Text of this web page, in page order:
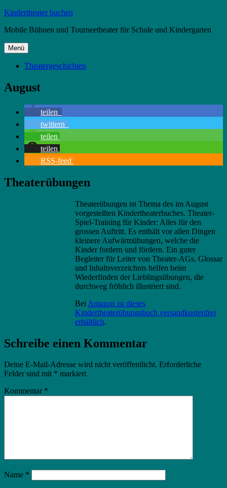
Zum
springen
Kindertheater buchen
Mobile Bühnen und Tourneetheater für Schule und Kindergarten
Menü
Theatergeschichten
August
teilen
twittern
teilen
teilen
RSS-feed
Theaterübungen
Theaterübungen ist Thema des im August
vorgestellten Kindertheaterbuches. Theater-
Spiel-Training für Kinder: Alles für den
grossen Auftritt. Es enthält vor allen Dingen
kleinere Aufwärmübungen, welche die
Kinder fordern und fördern. Ein guter
Begleiter für Leiter von Theater-AGs. Glossar
und Inhaltsverzeichnis helfen beim
Wiederfinden der Lieblingsübungen, die
durchweg fröhlich illustriert sind.
Bei Amazon ist dieses
Kindertheaterübungsbuch versandkostenfrei
erhältlich.
Schreibe einen Kommentar
Deine E-Mail-Adresse wird nicht veröffentlicht. Erforderliche
Felder sind mit * markiert
Kommentar *
Name *